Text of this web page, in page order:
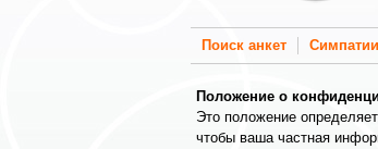
Поиск анкет Симпатии
Положение о
Это положение
чтобы ваша частная